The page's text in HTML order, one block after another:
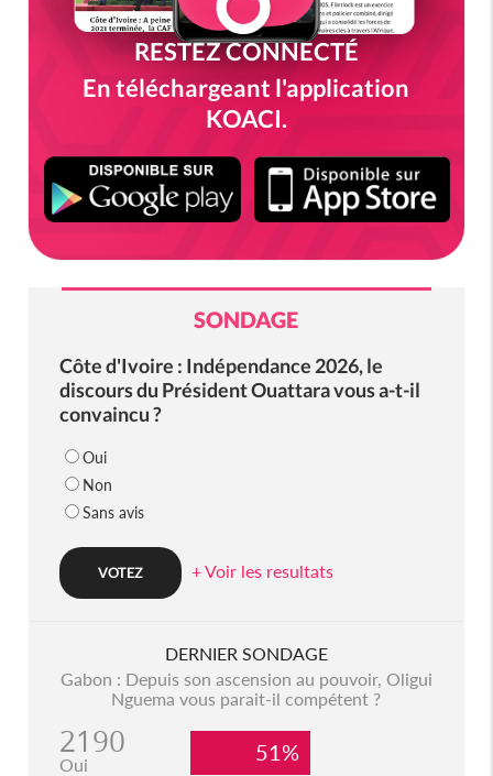
RESTEZ CONNECTÉ
En téléchargeant l'application
KOACI.
SONDAGE
Côte d'Ivoire : Indépendance 2026, le
discours du Président Ouattara vous a-t-il
convaincu ?
Oui
Non
Sans avis
+ Voir les resultats
DERNIER SONDAGE
Gabon : Depuis son ascension au pouvoir, Oligui
Nguema vous parait-il compétent ?
2190
Oui 51%